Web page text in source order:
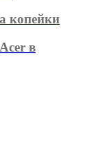
копейки
в